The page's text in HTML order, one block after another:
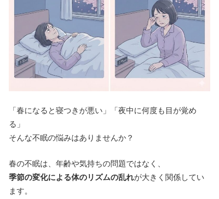
「春になると寝つきが悪い」「夜中に何度も目が覚め
る」
そんな不眠の悩みはありませんか？
春の不眠は、年齢や気持ちの問題ではなく、
季節の変化による体のリズムの乱れが大きく関係してい
ます。